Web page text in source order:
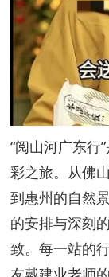
“阅山河广东行
彩之旅。从佛
到惠州的自然
的安排与深刻
致。每一站的